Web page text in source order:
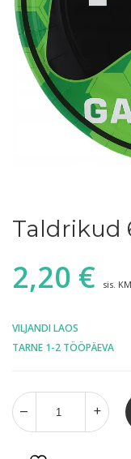
Taldrikud
2,20 € sis. KM
VILJANDI LAOS
TARNE 1-2 TÖÖPÄEVA